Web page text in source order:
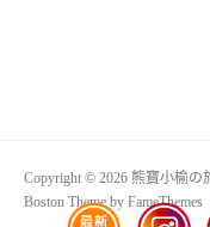
Copyright © 2026 熊寶小榆の
Boston Theme by FameThemes